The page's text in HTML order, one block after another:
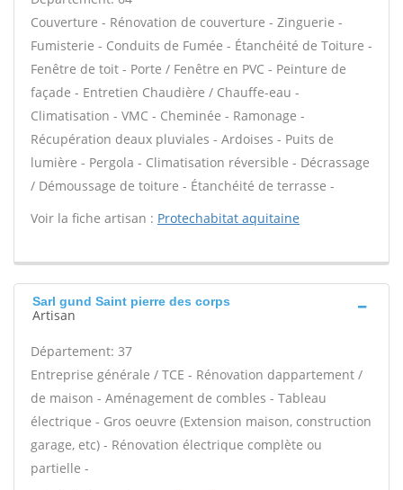
Couverture - Rénovation de couverture - Zinguerie -
Fumisterie - Conduits de Fumée - Étanchéité de Toiture -
Fenêtre de toit - Porte / Fenêtre en PVC - Peinture de
façade - Entretien Chaudière / Chauffe-eau -
Climatisation - VMC - Cheminée - Ramonage -
Récupération deaux pluviales - Ardoises - Puits de
lumière - Pergola - Climatisation réversible - Décrassage
/ Démoussage de toiture - Étanchéité de terrasse -
Voir la fiche artisan : Protechabitat aquitaine
Sarl gund Saint pierre des corps
Artisan
Département: 37
Entreprise générale / TCE - Rénovation dappartement /
de maison - Aménagement de combles - Tableau
électrique - Gros oeuvre (Extension maison, construction
garage, etc) - Rénovation électrique complète ou
partielle -